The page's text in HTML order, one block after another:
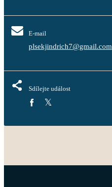
E-mail
plsekjindrich7@gmail.com
Sdílejte událost